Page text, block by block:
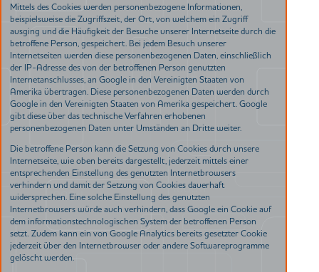
Mittels des Cookies werden personenbezogene Informationen,
beispielsweise die Zugriffszeit, der Ort, von welchem ein Zugriff
ausging und die Häufigkeit der Besuche unserer Internetseite durch die
betroffene Person, gespeichert. Bei jedem Besuch unserer
Internetseiten werden diese personenbezogenen Daten, einschließlich
der IP-Adresse des von der betroffenen Person genutzten
Internetanschlusses, an Google in den Vereinigten Staaten von
Amerika übertragen. Diese personenbezogenen Daten werden durch
Google in den Vereinigten Staaten von Amerika gespeichert. Google
gibt diese über das technische Verfahren erhobenen
personenbezogenen Daten unter Umständen an Dritte weiter.
Die betroffene Person kann die Setzung von Cookies durch unsere
Internetseite, wie oben bereits dargestellt, jederzeit mittels einer
entsprechenden Einstellung des genutzten Internetbrowsers
verhindern und damit der Setzung von Cookies dauerhaft
widersprechen. Eine solche Einstellung des genutzten
Internetbrowsers würde auch verhindern, dass Google ein Cookie auf
dem informationstechnologischen System der betroffenen Person
setzt. Zudem kann ein von Google Analytics bereits gesetzter Cookie
jederzeit über den Internetbrowser oder andere Softwareprogramme
gelöscht werden.